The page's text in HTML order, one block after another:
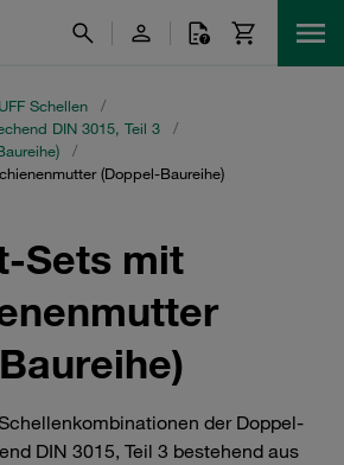
Schellen
/
DIN 3015, Teil 3
/
/
(Doppel-Baureihe)
Sets mit
der Doppel-
DIN 3015, Teil 3 bestehend aus